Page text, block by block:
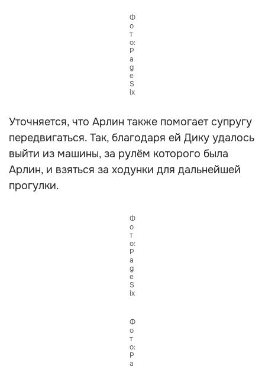
Ф
о
т
о:
P
a
g
e
S
ix
Уточняется, что Арлин также помогает супругу
передвигаться. Так, благодаря ей Дику удалось
выйти из машины, за рулём которого была
Арлин, и взяться за ходунки для дальнейшей
прогулки.
Ф
о
т
о:
P
a
g
e
S
ix
Ф
о
т
о:
P
a